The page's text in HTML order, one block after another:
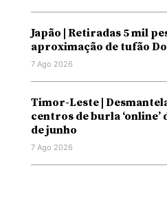
Japão | Retiradas 5 mil
aproximação de tufão
7 Ago 2026
Timor-Leste |
centros de burla ‘online’
de junho
7 Ago 2026